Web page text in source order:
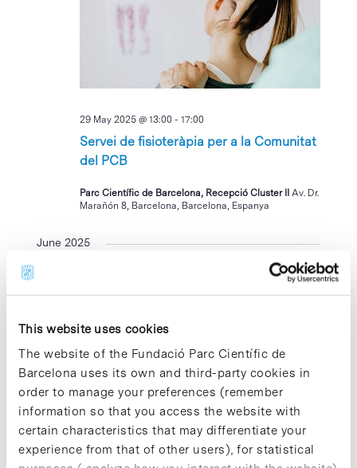
This website uses cookies
The website of the Fundació Parc Científic de
Barcelona uses its own and third-party cookies in
order to manage your preferences (remember
information so that you access the website with
certain characteristics that may differentiate your
experience from that of other users), for statistical
Servei de fisioteràpia per a la Comunitat
del PCB
29 May 2025 @ 13:00 -17:00
Parc Científic de Barcelona, Recepció Cluster II Av. Dr.
Marañón 8, Barcelona, Barcelona, Espanya
June 2025
12
PCBeers Summer edition!
12 June 2025 @ 17:30-20:00